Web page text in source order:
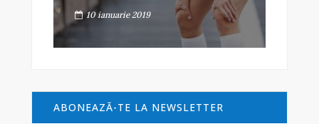
10 ianuarie 2019
ABONEAZĂ-TE LA NEWSLETTER